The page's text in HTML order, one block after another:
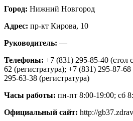
Город: Нижний Новгород
Адрес: пр-кт Кирова, 10
Руководитель: —
Телефоны: +7 (831) 295-85-40 (стол
62 (регистратура); +7 (831) 295-87-
295-63-38 (регистратура)
Часы работы: пн-пт 8:00-19:00; сб
Официальный сайт: http://